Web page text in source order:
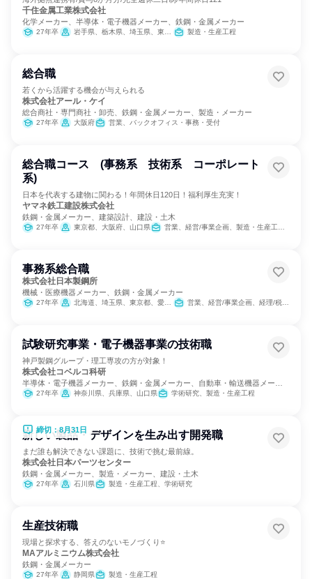
千住金属工業株式会社
化学メーカー、半導体・電子機器メーカー、鉄鋼・金属メーカー
27年卒 岩手県、栃木県、埼玉県、東京都、富山県、長野県、愛知県、兵庫県、福岡県 製造・生産工程
総合職
若くから活躍する機会が与えられる
株式会社アール・ケイ
総合商社・専門商社・卸売、鉄鋼・金属メーカー、製造・メーカー
27年卒 大阪府 営業、バックオフィス・事務・受付
総合職コース (事務系 技術系 コーポレート
系)
日本を代表する建物に関わる！年間休日120日！福利厚生充実！
ヤマネ鉄工建設株式会社
鉄鋼・金属メーカー、建築設計、建設・土木
27年卒 東京都、大阪府、山口県 営業、経営/事業企画、製造・生産工程、SCM/生産管理/購買/物流、経理/税務/財務、人事、総務、建築/土木/プラント専門職
事務系総合職
株式会社日本製鋼所
機械・医療機器メーカー、鉄鋼・金属メーカー
27年卒 北海道、埼玉県、東京都、愛知県、大阪府、広島県 営業、経営/事業企画、経理/税務/財務、人事、総務、法務/知財、IT
試験研究事業・電子機器事業の技術職
神戸製鋼グループ・理工専攻の方が対象！
株式会社コベルコ科研
半導体・電子機器メーカー、鉄鋼・金属メーカー、自動車・輸送機器メーカ
ー
27年卒 神奈川県、兵庫県、山口県 学術研究、製造・生産工程
締切：8月31日
新しい製品・デザインを生み出す開発職
まだ誰も解決できない課題に、技術で挑む最前線。
株式会社日本パーツセンター
鉄鋼・金属メーカー、製造・メーカー、建設・土木
27年卒 石川県 製造・生産工程、学術研究
生産技術職
現場と探求する、答えのないモノづくり⭐
MAアルミニウム株式会社
鉄鋼・金属メーカー
27年卒 静岡県 製造・生産工程